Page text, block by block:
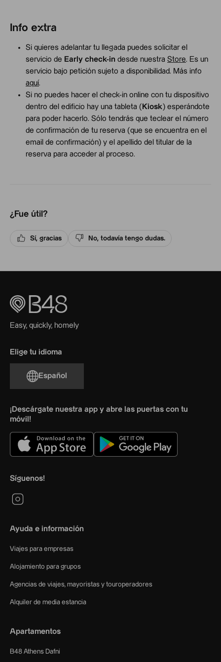
Info extra
Si quieres adelantar tu llegada puedes solicitar el
servicio de Early check-in desde nuestra Store. Es un
servicio bajo petición sujeto a disponibilidad. Más info
aquí.
Si no puedes hacer el check-in online con tu dispositivo
dentro del edificio hay una tableta ( Kiosk) esperándote
para poder hacerlo. Sólo tendrás que teclear el número
de confirmación de tu reserva (que se encuentra en el
email de confirmación) y el apellido del titular de la
reserva para acceder al proceso.
¿Fue útil?
Sí, gracias No, todavía tengo dudas.
Easy, quickly, homely
Elige tu idioma
Español
¡Descárgate nuestra app y abre las puertas con tu
móvil!
Síguenos!
Ayuda e información
Viajes para empresas
Alojamiento para grupos
Agencias de viajes, mayoristas y touroperadores
Alquiler de media estancia
Apartamentos
B48 Athens Dafni